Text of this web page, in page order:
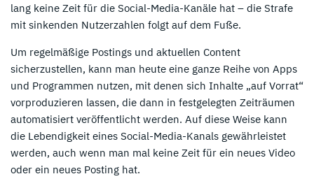
lang keine Zeit für die Social-Media-Kanäle hat – die Strafe
mit sinkenden Nutzerzahlen folgt auf dem Fuße.
Um regelmäßige Postings und aktuellen Content
sicherzustellen, kann man heute eine ganze Reihe von Apps
und Programmen nutzen, mit denen sich Inhalte „auf Vorrat“
vorproduzieren lassen, die dann in festgelegten Zeiträumen
automatisiert veröffentlicht werden. Auf diese Weise kann
die Lebendigkeit eines Social-Media-Kanals gewährleistet
werden, auch wenn man mal keine Zeit für ein neues Video
oder ein neues Posting hat.